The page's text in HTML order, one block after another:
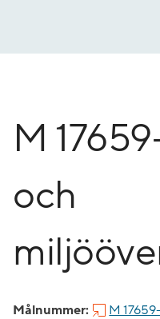
M
och
Målnummer:
M